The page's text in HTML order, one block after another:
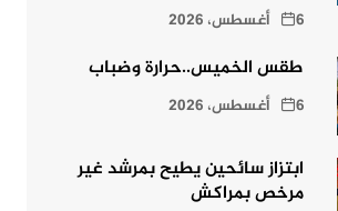
6 أغسطس، 2026
طقس الخميس..حرارة وضباب
6 أغسطس، 2026
ابتزاز سائحين يطيح بمرشد غير
مرخص بمراكش